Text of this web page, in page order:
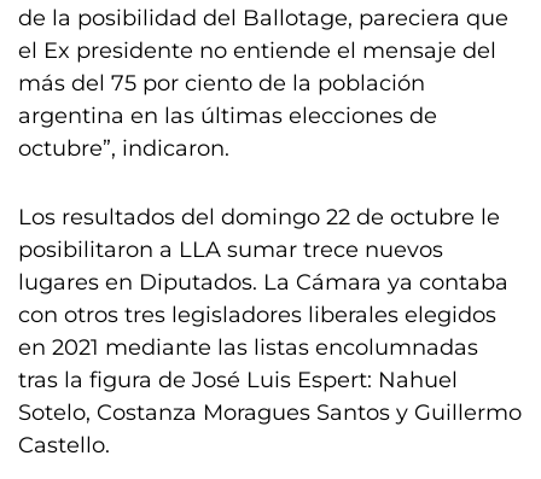
de la posibilidad del Ballotage, pareciera que
el Ex presidente no entiende el mensaje del
más del 75 por ciento de la población
argentina en las últimas elecciones de
octubre”, indicaron.
Los resultados del domingo 22 de octubre le
posibilitaron a LLA sumar trece nuevos
lugares en Diputados. La Cámara ya contaba
con otros tres legisladores liberales elegidos
en 2021 mediante las listas encolumnadas
tras la figura de José Luis Espert: Nahuel
Sotelo, Costanza Moragues Santos y Guillermo
Castello.